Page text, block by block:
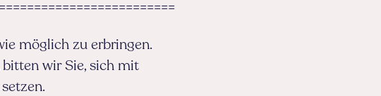
möglich zu erbringen.
wir Sie, sich mit